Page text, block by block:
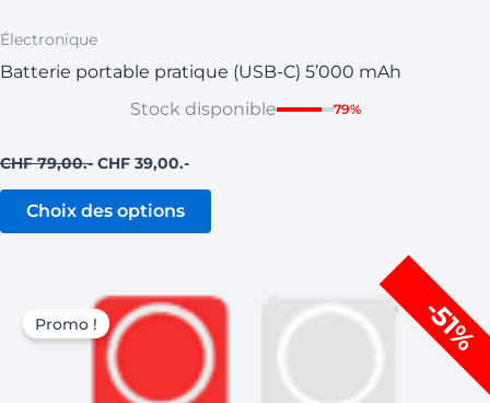
Électronique
Batterie portable pratique (USB-C) 5’000 mAh
Stock disponible
79%
CHF79,00 CHF 39,00
Choix des options
-51%
Promo !
Le
prix
initial
était :
CHF 99,00.
Le
prix
actuel
est :
CHF 49,00.
Ce
a
plusieurs